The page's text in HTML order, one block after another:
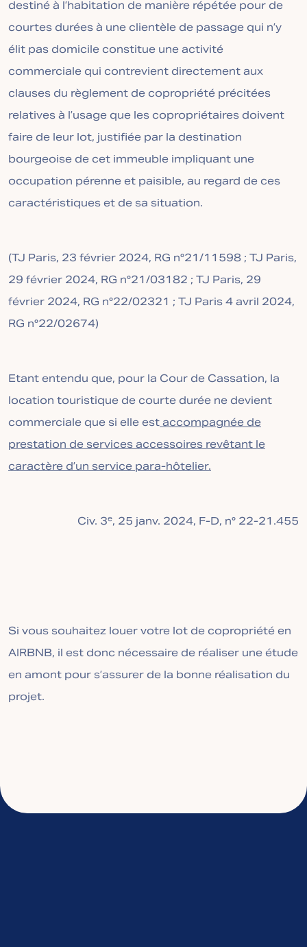
destiné à l’habitation de manière répétée pour de
courtes durées à une clientèle de passage qui n’y
élit pas domicile constitue une activité
commerciale qui contrevient directement aux
clauses du règlement de copropriété précitées
relatives à l’usage que les copropriétaires doivent
faire de leur lot, justifiée par la destination
bourgeoise de cet immeuble impliquant une
occupation pérenne et paisible, au regard de ces
caractéristiques et de sa situation.
(TJ Paris, 23 février 2024, RG n°21/11598 ; TJ Paris,
29 février 2024, RG n°21/03182 ; TJ Paris, 29
février 2024, RG n°22/02321 ; TJ Paris 4 avril 2024,
RG n°22/02674)
Etant entendu que, pour la Cour de Cassation, la
location touristique de courte durée ne devient
commerciale que si elle estaccompagnée de
prestation de services accessoires revêtant le
caractère d’un service para-hôtelier.
Civ. 3e, 25 janv. 2024, F-D, n° 22-21.455
Si vous souhaitez louer votre lot de copropriété en
AIRBNB, il est donc nécessaire de réaliser une étude
en amont pour s’assurer de la bonne réalisation du
projet.